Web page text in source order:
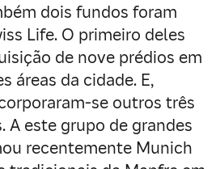
dois fundos foram
Life. O primeiro deles
de nove prédios em
áreas da cidade. E,
se outros três
A este grupo de grandes
recentemente Munich